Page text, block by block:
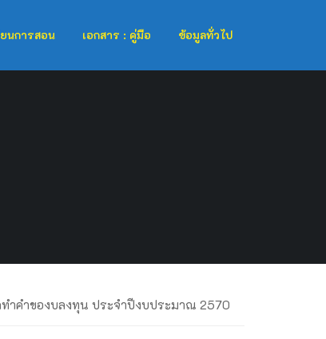
นการสอน เอกสาร : คู่มือ ข้อมูลทั่วไป
ำคำของบลงทุน ประจำปีงบประมาณ 2570